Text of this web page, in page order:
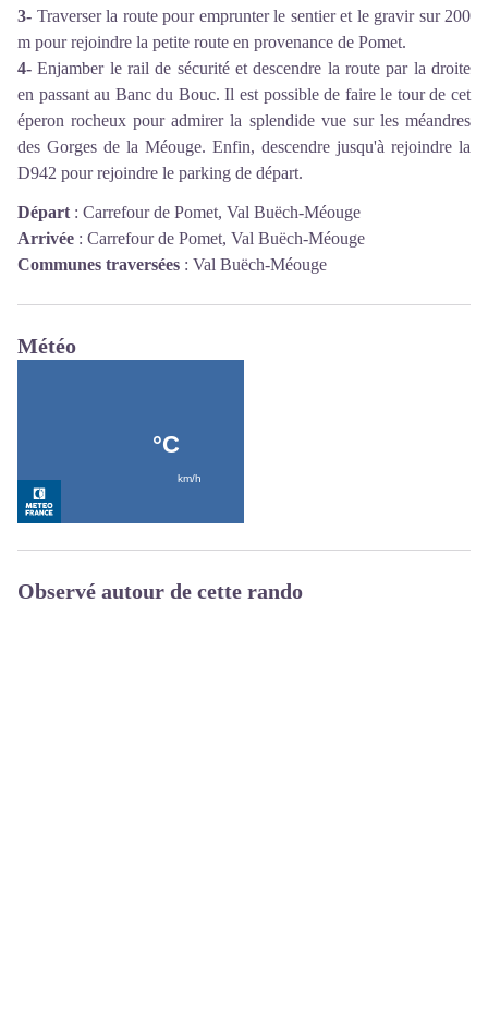
3- Traverser la route pour emprunter le sentier et le gravir sur 200
m pour rejoindre la petite route en provenance de Pomet.
4- Enjamber le rail de sécurité et descendre la route par la droite
en passant au Banc du Bouc. Il est possible de faire le tour de cet
éperon rocheux pour admirer la splendide vue sur les méandres
des Gorges de la Méouge. Enfin, descendre jusqu'à rejoindre la
D942 pour rejoindre le parking de départ.
Départ : Carrefour de Pomet, Val Buëch-Méouge
Arrivée : Carrefour de Pomet, Val Buëch-Méouge
Communes traversées : Val Buëch-Méouge
Météo
Observé autour de cette rando